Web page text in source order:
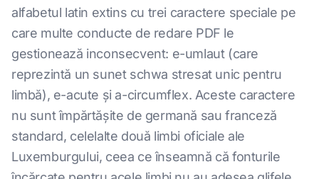
alfabetul latin extins cu trei caractere speciale pe
care multe conducte de redare PDF le
gestionează inconsecvent: e-umlaut (care
reprezintă un sunet schwa stresat unic pentru
limbă), e-acute și a-circumflex. Aceste caractere
nu sunt împărtășite de germană sau franceză
standard, celelalte două limbi oficiale ale
Luxemburgului, ceea ce înseamnă că fonturile